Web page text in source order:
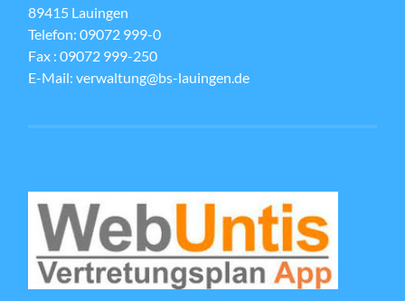
89415 Lauingen
Telefon: 09072 999-0
Fax : 09072 999-250
E-Mail: verwaltung@bs-lauingen.de